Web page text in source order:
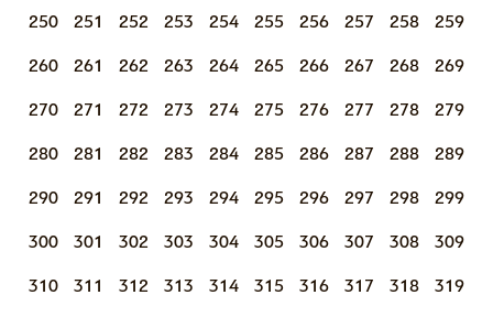
250 251 252 253 254 255 256 257 258 259
260 261 262 263 264 265 266 267 268 269
270 271 272 273 274 275 276 277 278 279
280 281 282 283 284 285 286 287 288 289
290 291 292 293 294 295 296 297 298 299
300 301 302 303 304 305 306 307 308 309
310 311 312 313 314 315 316 317 318 319